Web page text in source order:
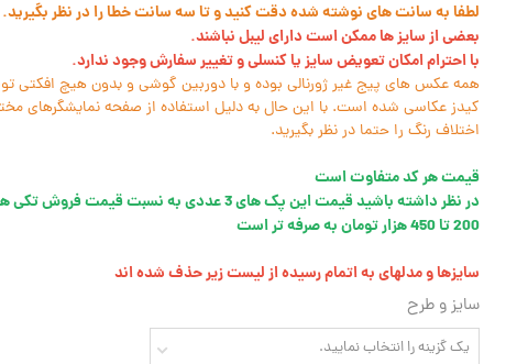
لطفا به سانت های نوشته شده دقت کنید و تا سه سانت خطا را در نظر بگیرید.
بعضی از سایز ها ممکن است دارای لیبل نباشند.
با احترام امکان تعویض سایز یا کنسلی و تغییر سفارش وجود ندارد.
همه عکس های پیج غیر ژورنالی بوده و با دوربین گوشی و بدون هیچ افکتی
کیدز عکاسی شده است. با این حال به دلیل استفاده از صفحه نمایشگرهای
اختلاف رنگ را حتما در نظر بگیرید.
قیمت هر کد متفاوت است
در نظر داشته باشید قیمت این پک های 3 عددی به نسبت قیمت
200 تا 450 هزار تومان به صرفه تر است
سایزها و مدلهای به اتمام رسیده از لیست زیر حذف شده اند
سایز و طرح
یک گزینه را انتخاب نمایید.